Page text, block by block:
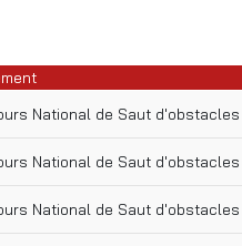
National de Saut d'obstacles
National de Saut d'obstacles
National de Saut d'obstacles